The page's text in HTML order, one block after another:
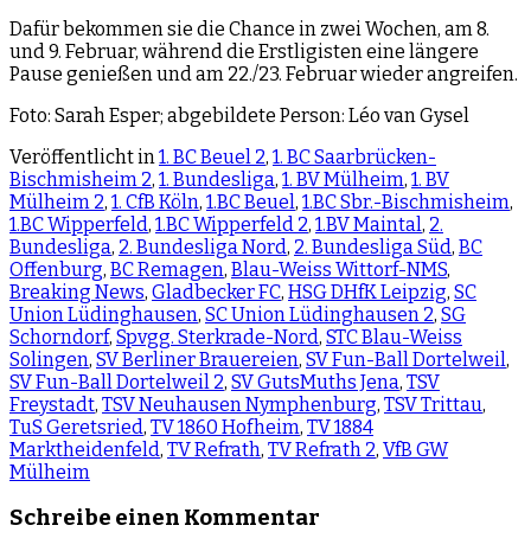
Dafür bekommen sie die Chance in zwei Wochen, am 8.
und 9. Februar, während die Erstligisten eine längere
Pause genießen und am 22./23. Februar wieder angreifen.
Foto: Sarah Esper; abgebildete Person: Léo van Gysel
Veröffentlicht in 1. BC Beuel 2, 1. BC Saarbrücken-
Bischmisheim 2, 1. Bundesliga, 1. BV Mülheim, 1. BV
Mülheim 2, 1. CfB Köln, 1.BC Beuel, 1.BC Sbr.-Bischmisheim,
1.BC Wipperfeld, 1.BC Wipperfeld 2, 1.BV Maintal, 2.
Bundesliga, 2. Bundesliga Nord, 2. Bundesliga Süd, BC
Offenburg, BC Remagen, Blau-Weiss Wittorf-NMS,
Breaking News, Gladbecker FC, HSG DHfK Leipzig, SC
Union Lüdinghausen, SC Union Lüdinghausen 2, SG
Schorndorf, Spvgg. Sterkrade-Nord, STC Blau-Weiss
Solingen, SV Berliner Brauereien, SV Fun-Ball Dortelweil,
SV Fun-Ball Dortelweil 2, SV GutsMuths Jena, TSV
Freystadt, TSV Neuhausen Nymphenburg, TSV Trittau,
TuS Geretsried, TV 1860 Hofheim, TV 1884
Marktheidenfeld, TV Refrath, TV Refrath 2, VfB GW
Mülheim
Schreibe einen Kommentar